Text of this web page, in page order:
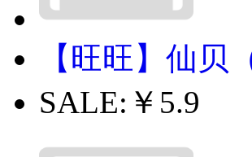
【旺旺】仙贝
SALE: ￥5.9